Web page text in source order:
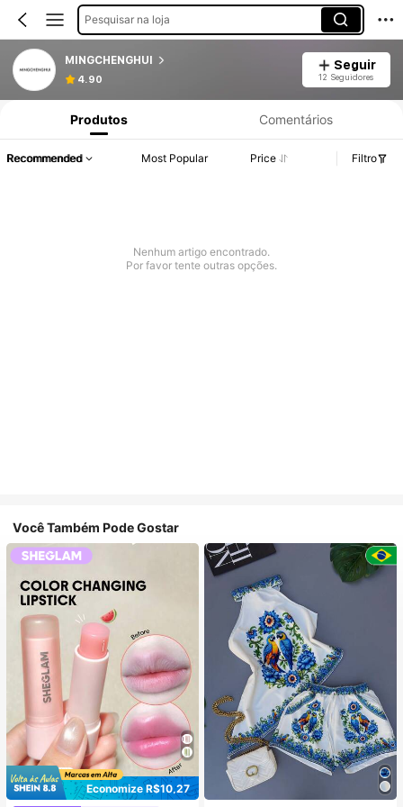
Pesquisar na loja
MINGCHENGHUI
4.90
Seguir
12 Seguidores
Produtos Comentários
Recommended Most Popular Price Filtro
Nenhum artigo encontrado.
Por favor tente outras opções.
Você Também Pode Gostar
Economize R$10,27